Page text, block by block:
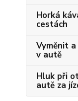
Horká
cestách
Vyměnit
v autě
Hluk při
autě za